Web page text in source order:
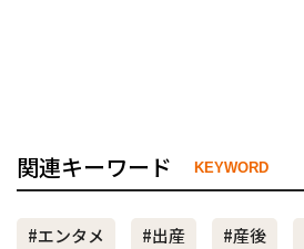
関連キーワード KEYWORD
#エンタメ #出産 #産後